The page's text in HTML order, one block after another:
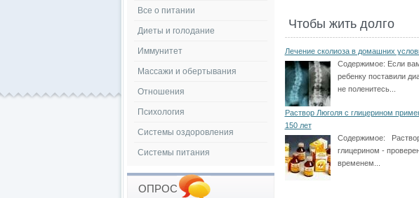
Чтобы жить долго
Лечение сколиоза в домашних
Содержимое: Если
ребенку поставили
не поленитесь...
Раствор Люголя с глицерином
150 лет
Содержимое:
глицерином -
временем...
Все о питании
Диеты и голодание
Иммунитет
Массажи и обертывания
Отношения
Психология
Системы оздоровления
Системы питания
ОПРОС